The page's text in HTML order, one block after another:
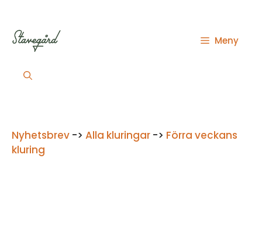
innehåll
Meny
Nyhetsbrev -> Alla kluringar -> Förra veckans
kluring